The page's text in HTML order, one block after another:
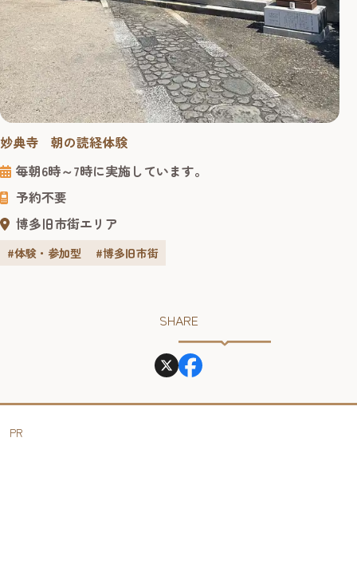
妙典寺 朝の読経体験
毎朝6時～7時に実施しています。
予約不要
博多旧市街エリア
#体験・参加型 #博多旧市街
SHARE
PR